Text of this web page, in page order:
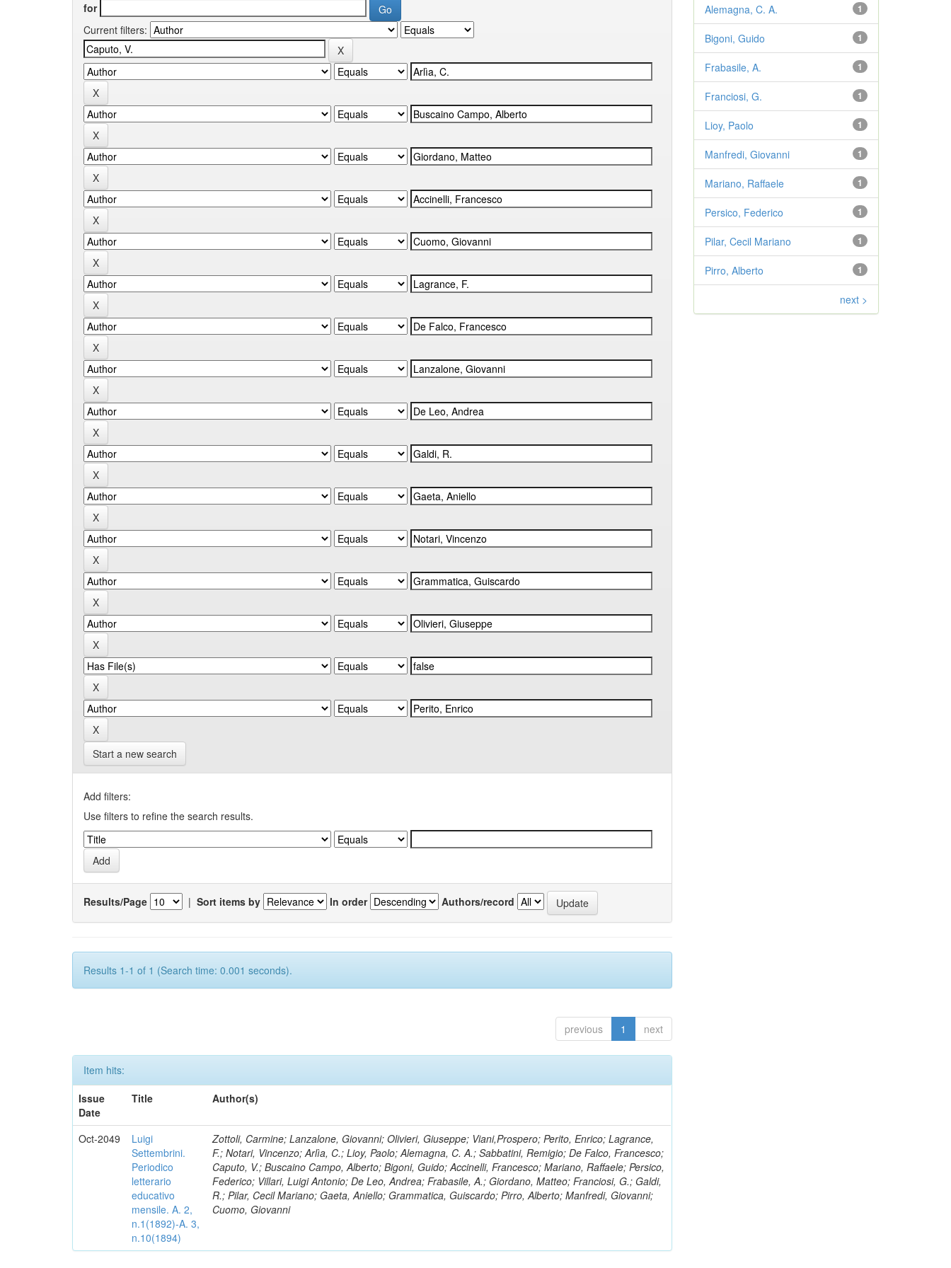
for
Current filters:
Start a new search
Add filters:
Use filters to refine the search results.
Results/Page | Sort items by In order Authors/record
Results 1-1 of 1 (Search time: 0.001 seconds).
previous 1 next
Item hits:
Issue
Date
Title Author(s)
Oct-2049
Luigi
Settembrini.
Periodico
letterario
educativo
mensile. A. 2,
n.1(1892)-A. 3,
n.10(1894)
Zottoli, Carmine; Lanzalone, Giovanni; Olivieri, Giuseppe; Viani,Prospero; Perito, Enrico; Lagrance,
F.; Notari, Vincenzo; Arlìa, C.; Lioy, Paolo; Alemagna, C. A.; Sabbatini, Remigio; De Falco, Francesco;
Caputo, V.; Buscaino Campo, Alberto; Bigoni, Guido; Accinelli, Francesco; Mariano, Raffaele; Persico,
Federico; Villari, Luigi Antonio; De Leo, Andrea; Frabasile, A.; Giordano, Matteo; Franciosi, G.; Galdi,
R.; Pilar, Cecil Mariano; Gaeta, Aniello; Grammatica, Guiscardo; Pirro, Alberto; Manfredi, Giovanni;
Cuomo, Giovanni
1
Alemagna, C. A.
1
Bigoni, Guido
1
Frabasile, A.
1
Franciosi, G.
1
Lioy, Paolo
1
Manfredi, Giovanni
1
Mariano, Raffaele
1
Persico, Federico
1
Pilar, Cecil Mariano
1
Pirro, Alberto
next >